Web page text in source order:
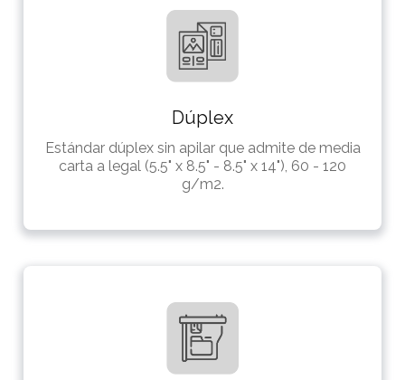
Dúplex
Estándar dúplex sin apilar que admite de media
carta a legal (5.5" x 8.5" - 8.5" x 14"), 60 - 120
g/m2.